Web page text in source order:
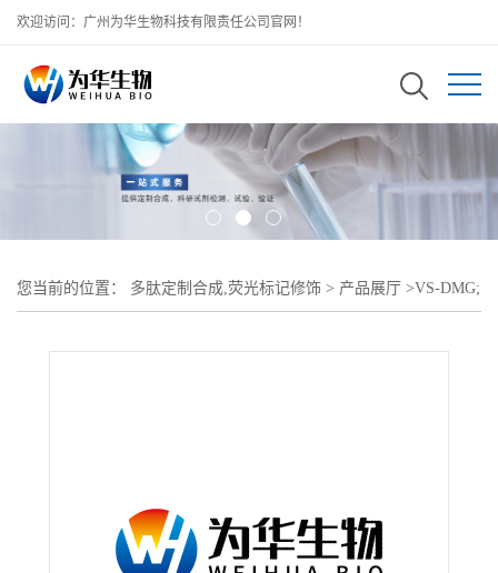
欢迎访问：广州为华生物科技有限责任公司官网！
您当前的位置： 多肽定制合成,荧光标记修饰 > 产品展厅 >VS-DMG;